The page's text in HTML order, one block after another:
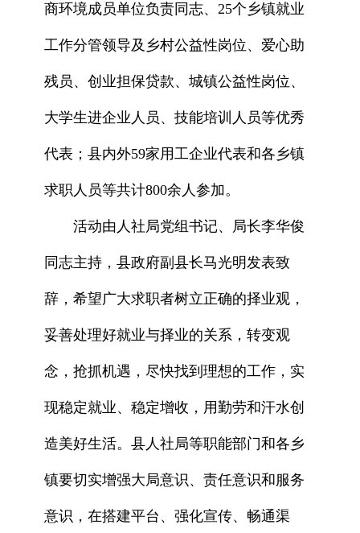
商环境成员单位负责同志、25个乡镇就业
工作分管领导及乡村公益性岗位、爱心助
残员、创业担保贷款、城镇公益性岗位、
大学生进企业人员、技能培训人员等优秀
代表；县内外59家用工企业代表和各乡镇
求职人员等共计800余人参加。
活动由人社局党组书记、局长李华俊
同志主持，县政府副县长马光明发表致
辞，希望广大求职者树立正确的择业观，
妥善处理好就业与择业的关系，转变观
念，抢抓机遇，尽快找到理想的工作，实
现稳定就业、稳定增收，用勤劳和汗水创
造美好生活。县人社局等职能部门和各乡
镇要切实增强大局意识、责任意识和服务
意识，在搭建平台、强化宣传、畅通渠